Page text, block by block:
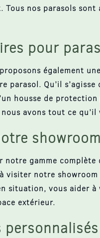
Tous nos parasols sont
pour
également
parasol. Qu’il
housse de
avons tout ce qu’il
notre gamme complète
visiter notre
situation, vous aider
extérieur.